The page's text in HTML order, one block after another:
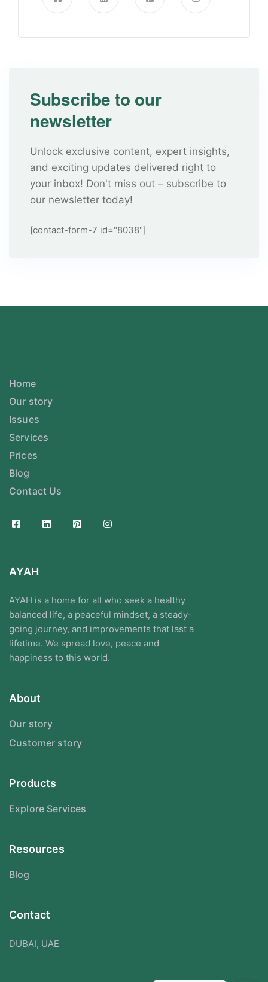
Subscribe to our
newsletter
Unlock exclusive content, expert insights,
and exciting updates delivered right to
your inbox! Don't miss out – subscribe to
our newsletter today!
[contact-form-7 id="8038"]
Home
Our story
Issues
Services
Prices
Blog
Contact Us
AYAH
AYAH is a home for all who seek a healthy
balanced life, a peaceful mindset, a steady-
going journey, and improvements that last a
lifetime. We spread love, peace and
happiness to this world.
About
Our story
Customer story
Products
Explore Services
Resources
Blog
Contact
DUBAI, UAE